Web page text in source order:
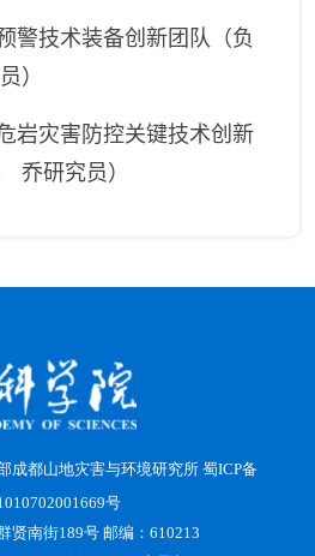
警技术装备创新团队（负
）
岩灾害防控关键技术创新
乔研究员）
成都山地灾害与环境研究所蜀ICP备
号
贤南街189号 邮编：610213